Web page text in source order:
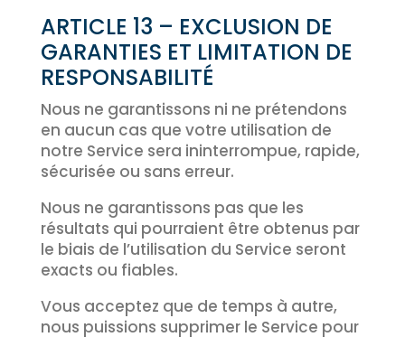
ARTICLE 13 – EXCLUSION DE
GARANTIES ET LIMITATION DE
RESPONSABILITÉ
Nous ne garantissons ni ne prétendons
en aucun cas que votre utilisation de
notre Service sera ininterrompue, rapide,
sécurisée ou sans erreur.
Nous ne garantissons pas que les
résultats qui pourraient être obtenus par
le biais de l’utilisation du Service seront
exacts ou fiables.
Vous acceptez que de temps à autre,
nous puissions supprimer le Service pour